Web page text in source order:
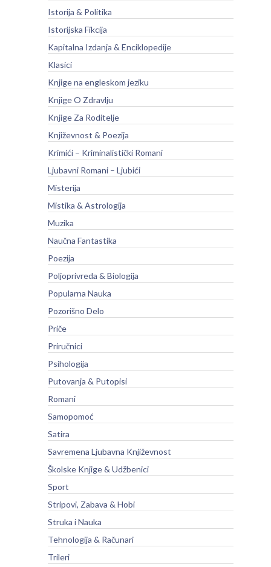
Istorija & Politika
Istorijska Fikcija
Kapitalna Izdanja & Enciklopedije
Klasici
Knjige na engleskom jeziku
Knjige O Zdravlju
Knjige Za Roditelje
Književnost & Poezija
Krimići – Kriminalistički Romani
Ljubavni Romani – Ljubići
Misterija
Mistika & Astrologija
Muzika
Naučna Fantastika
Poezija
Poljoprivreda & Biologija
Popularna Nauka
Pozorišno Delo
Priče
Priručnici
Psihologija
Putovanja & Putopisi
Romani
Samopomoć
Satira
Savremena Ljubavna Književnost
Školske Knjige & Udžbenici
Sport
Stripovi, Zabava & Hobi
Struka i Nauka
Tehnologija & Računari
Trileri